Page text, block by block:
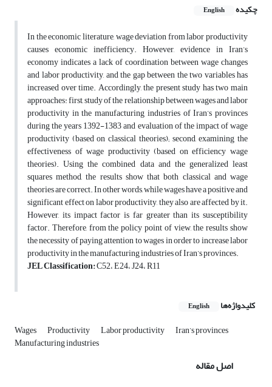
چکیده
English
In the economic literature, wage deviation from labor productivity
causes economic inefficiency. However, evidence in Iran’s
economy indicates a lack of coordination between wage changes
and labor productivity, and the gap between the two variables has
increased over time. Accordingly, the present study has two main
approaches: first, study of the relationship between wages and labor
productivity in the manufacturing industries of Iran’s provinces
during the years 1392-1383 and evaluation of the impact of wage
productivity (based on classical theories); second, examining the
effectiveness of wage productivity (based on efficiency wage
theories). Using the combined data and the generalized least
squares method, the results show that both classical and wage
theories are correct. In other words, while wages have a positive and
significant effect on labor productivity, they also are affected by it.
However, its impact factor is far greater than its susceptibility
factor. Therefore, from the policy point of view, the results show
the necessity of paying attention to wages in order to increase labor
productivity in the manufacturing industries of Iran’s provinces.
JEL Classification:C52، E24، J24، R11
کلیدواژه‌ها English
Wages Productivity Labor productivity Iran’s provinces
Manufacturing industries
اصل مقاله